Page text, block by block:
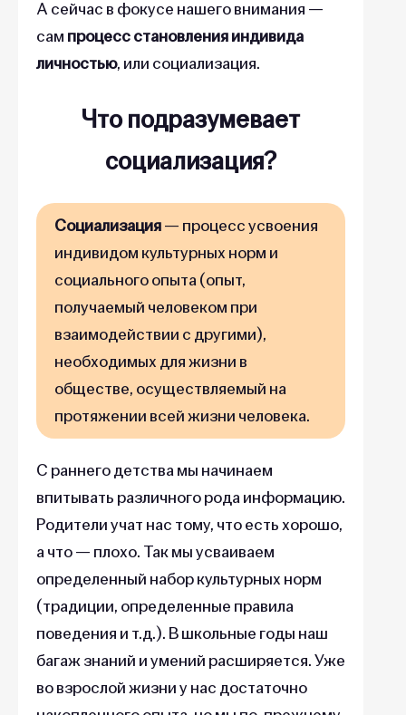
А сейчас в фокусе нашего внимания —
сам процесс становления индивида
личностью, или социализация.
Что подразумевает
социализация?
Социализация— процесс усвоения
индивидом культурных норм и
социального опыта (опыт,
получаемый человеком при
взаимодействии с другими),
необходимых для жизни в
обществе, осуществляемый на
протяжении всей жизни человека.
С раннего детства мы начинаем
впитывать различного рода информацию.
Родители учат нас тому, что есть хорошо,
а что — плохо. Так мы усваиваем
определенный набор культурных норм
(традиции, определенные правила
поведения и т.д.). В школьные годы наш
багаж знаний и умений расширяется. Уже
во взрослой жизни у нас достаточно